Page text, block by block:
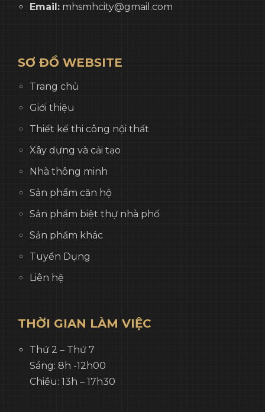
Email: mhsmhcity@gmail.com
SƠ ĐỒ WEBSITE
Trang chủ
Giới thiệu
Thiết kế thi công nội thất
Xây dựng và cải tạo
Nhà thông minh
Sản phẩm căn hộ
Sản phẩm biệt thự nhà phố
Sản phẩm khác
Tuyển Dụng
Liên hệ
THỜI GIAN LÀM VIỆC
Thứ 2 – Thứ 7
Sáng: 8h -12h00
Chiều: 13h – 17h30